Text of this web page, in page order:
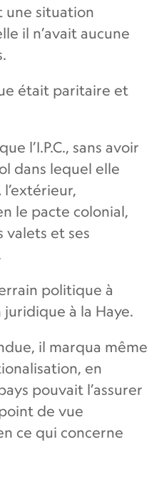
une situation
il n’avait aucune
était paritaire et
l’I.P.C., sans avoir
dans lequel elle
le pacte colonial,
valets et ses
politique à
juridique à la Haye.
il marqua même
en
pouvait l’assurer
de vue
ce qui concerne